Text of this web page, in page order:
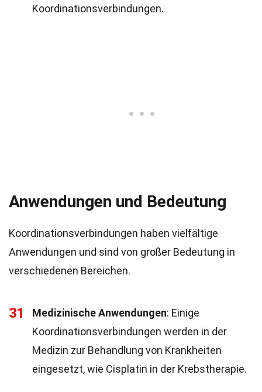
Koordinationsverbindungen.
Anwendungen und Bedeutung
Koordinationsverbindungen haben vielfältige
Anwendungen und sind von großer Bedeutung in
verschiedenen Bereichen.
31 Medizinische Anwendungen: Einige
Koordinationsverbindungen werden in der
Medizin zur Behandlung von Krankheiten
eingesetzt, wie Cisplatin in der Krebstherapie.